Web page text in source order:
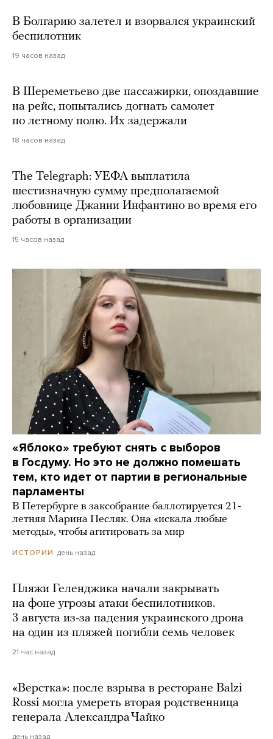
В Болгарию залетел и взорвался украинский
беспилотник
19 часов назад
В Шереметьево две пассажирки, опоздавшие
на рейс, попытались догнать самолет
по летному полю. Их задержали
18 часов назад
The Telegraph: УЕФА выплатила
шестизначную сумму предполагаемой
любовнице Джанни Инфантино во время его
работы в организации
15 часов назад
«Яблоко» требуют снять с выборов
в Госдуму. Но это не должно помешать
тем, кто идет от партии в региональные
парламенты
В Петербурге в заксобрание баллотируется 21-
летняя Марина Песляк. Она «искала любые
методы», чтобы агитировать за мир
ИСТОРИИ день назад
Пляжи Геленджика начали закрывать
на фоне угрозы атаки беспилотников.
3 августа из-за падения украинского дрона
на один из пляжей погибли семь человек
21 час назад
«Верстка»: после взрыва в ресторане Balzi
Rossi могла умереть вторая родственница
генерала Александра Чайко
день назад